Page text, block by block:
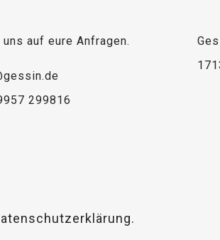
auf eure Anfragen.
299816